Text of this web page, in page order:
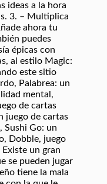
ideas a la hora
3. – Multiplica
ahora tu
puedes
épicas con
al estilo Magic:
este sitio
Palabrea: un
mental,
de cartas
juego de cartas
Sushi Go: un
Dobble, juego
un gran
se pueden jugar
tiene la mala